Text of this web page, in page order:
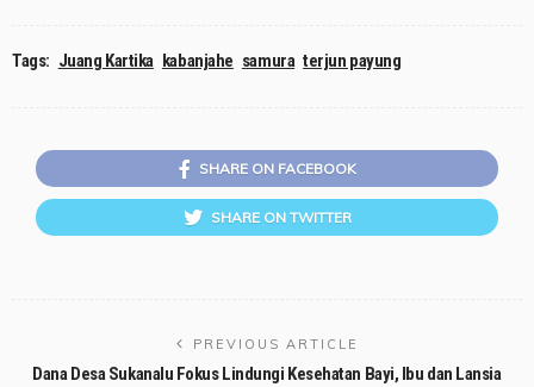
Tags: Juang Kartika kabanjahe samura terjun payung
SHARE ON FACEBOOK
SHARE ON TWITTER
PREVIOUS ARTICLE
Dana Desa Sukanalu Fokus Lindungi Kesehatan Bayi, Ibu dan Lansia